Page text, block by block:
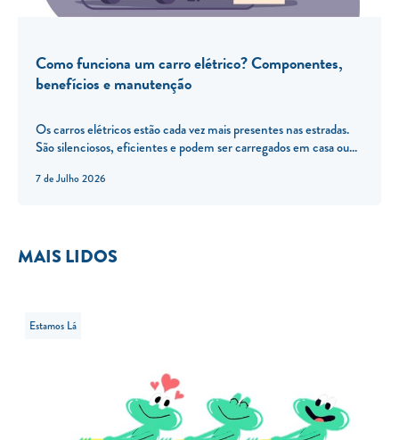
7 de Julho 2026
Como funciona um carro elétrico? Componentes,
benefícios e manutenção
Os carros elétricos estão cada vez mais presentes nas estradas.
São silenciosos, eficientes e podem ser carregados em casa ou...
MAIS LIDOS
Estamos Lá